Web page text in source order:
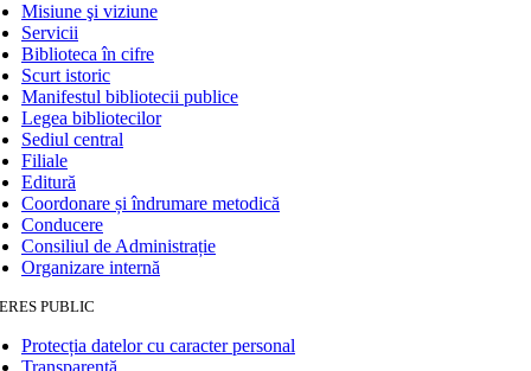
Misiune şi viziune
Servicii
Biblioteca în cifre
Scurt istoric
Manifestul bibliotecii publice
Legea bibliotecilor
Sediul central
Filiale
Editură
Coordonare și îndrumare metodică
Conducere
Consiliul de Administrație
Organizare internă
PUBLIC
Protecția datelor cu caracter personal